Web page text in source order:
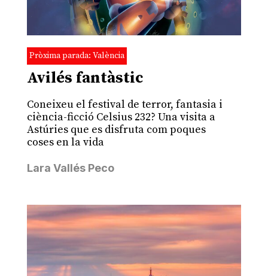
Pròxima parada: València
Avilés fantàstic
Coneixeu el festival de terror, fantasia i
ciència-ficció Celsius 232? Una visita a
Astúries que es disfruta com poques
coses en la vida
Lara Vallés Peco